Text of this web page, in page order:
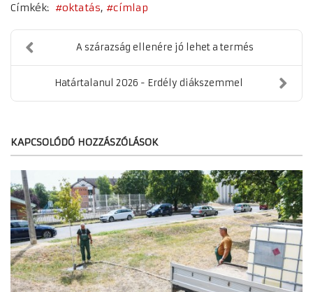
Címkék: oktatás címlap
A szárazság ellenére jó lehet a termés
Határtalanul 2026 - Erdély diákszemmel
KAPCSOLÓDÓ HOZZÁSZÓLÁSOK